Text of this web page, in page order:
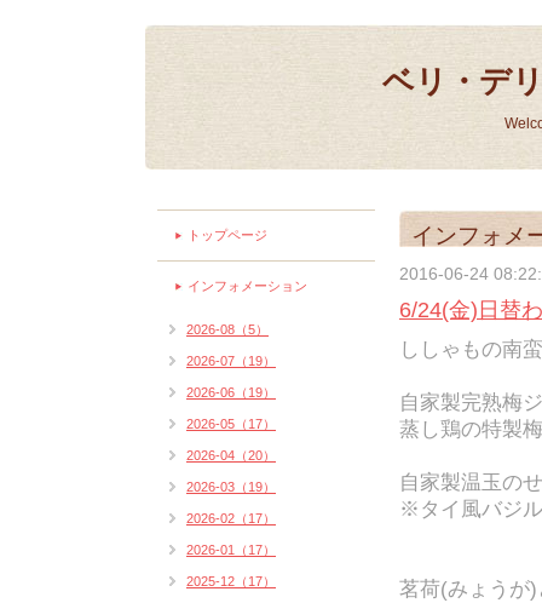
ベリ・デ
インフォメ
2016-06-24
6/24(金)日替
ししゃもの南
自家製完熟梅
蒸し鶏の特製
自家製温玉の
※タイ風バジ
茗荷(みょうが
トップページ
インフォメーション
2026-08（5）
2026-07（19）
2026-06（19）
2026-05（17）
2026-04（20）
2026-03（19）
2026-02（17）
2026-01（17）
2025-12（17）